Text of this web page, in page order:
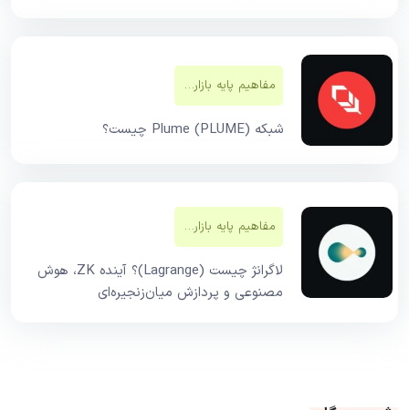
مفاهیم پایه بازار‌های مالی
شبکه Plume (PLUME) چیست؟
مفاهیم پایه بازار‌های مالی
لاگرانژ چیست (Lagrange)؟ آینده ZK، هوش
مصنوعی و پردازش میان‌زنجیره‌ای